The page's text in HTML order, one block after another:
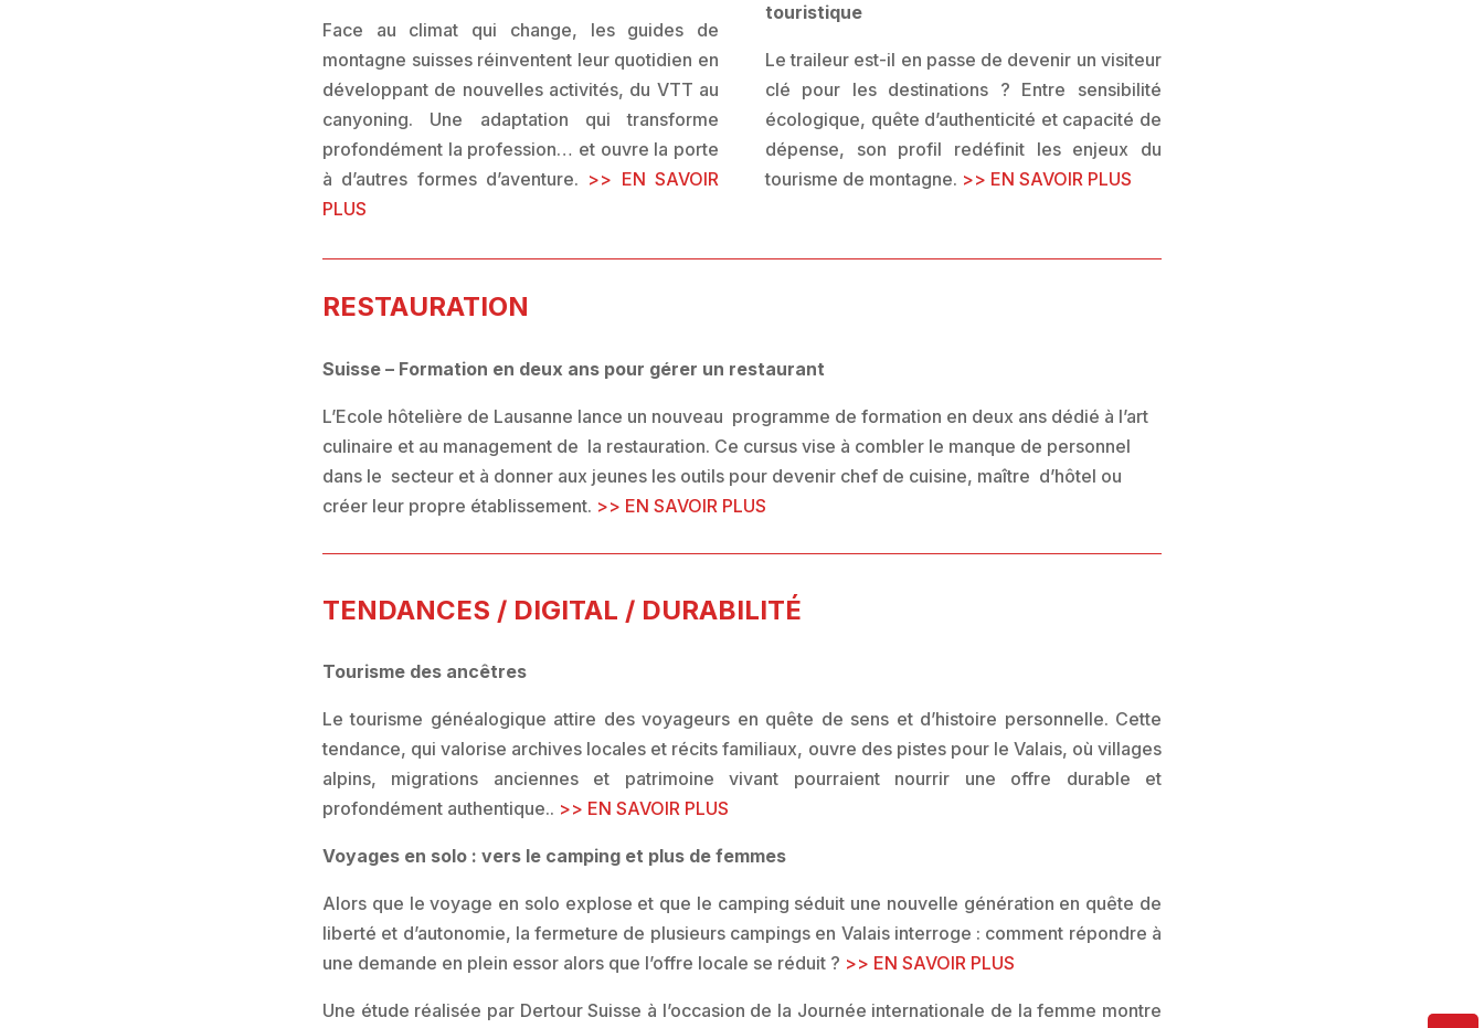
Face au climat qui change, les guides de
montagne suisses réinventent leur quotidien en
développant de nouvelles activités, du VTT au
canyoning. Une adaptation qui transforme
profondément la profession… et ouvre la porte
à d’autres formes d’aventure. >> EN SAVOIR
PLUS
touristique
Le traileur est-il en passe de devenir un visiteur
clé pour les destinations ? Entre sensibilité
écologique, quête d’authenticité et capacité de
dépense, son profil redéfinit les enjeux du
tourisme de montagne. >> EN SAVOIR PLUS
RESTAURATION
Suisse – Formation en deux ans pour gérer un restaurant
L’Ecole hôtelière de Lausanne lance un nouveau programme de formation en deux ans dédié à l’art
culinaire et au management de la restauration. Ce cursus vise à combler le manque de personnel
dans le secteur et à donner aux jeunes les outils pour devenir chef de cuisine, maître d’hôtel ou
créer leur propre établissement. >> EN SAVOIR PLUS
TENDANCES / DIGITAL / DURABILITÉ
Tourisme des ancêtres
Le tourisme généalogique attire des voyageurs en quête de sens et d’histoire personnelle. Cette
tendance, qui valorise archives locales et récits familiaux, ouvre des pistes pour le Valais, où villages
alpins, migrations anciennes et patrimoine vivant pourraient nourrir une offre durable et
profondément authentique.. >> EN SAVOIR PLUS
Voyages en solo : vers le camping et plus de femmes
Alors que le voyage en solo explose et que le camping séduit une nouvelle génération en quête de
liberté et d’autonomie, la fermeture de plusieurs campings en Valais interroge : comment répondre à
une demande en plein essor alors que l’offre locale se réduit ? >> EN SAVOIR PLUS
Une étude réalisée par Dertour Suisse à l’occasion de la Journée internationale de la femme montre